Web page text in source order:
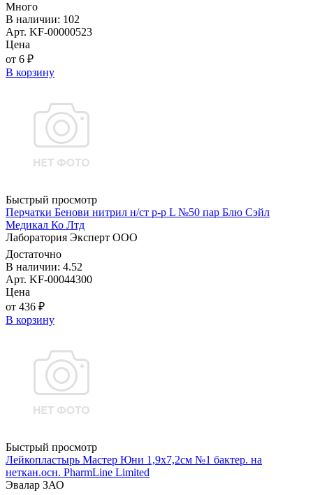
Много
В наличии: 102
Арт. KF-00000523
Цена
от 6 ₽
В корзину
Быстрый просмотр
Перчатки Бенови нитрил н/ст р-р L №50 пар Блю Сэйл
Медикал Ко Лтд
Лаборатория Эксперт ООО
Достаточно
В наличии: 4.52
Арт. KF-00044300
Цена
от 436 ₽
В корзину
Быстрый просмотр
Лейкопластырь Мастер Юни 1,9х7,2см №1 бактер. на
неткан.осн. PharmLine Limited
Эвалар ЗАО